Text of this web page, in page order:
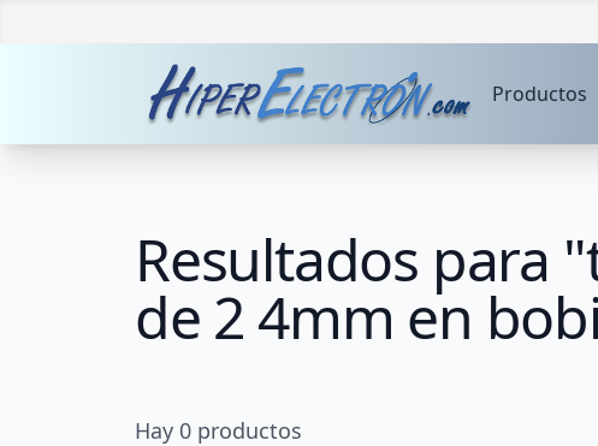
Productos
Resultados para
de 2 4mm en
Hay 0 productos